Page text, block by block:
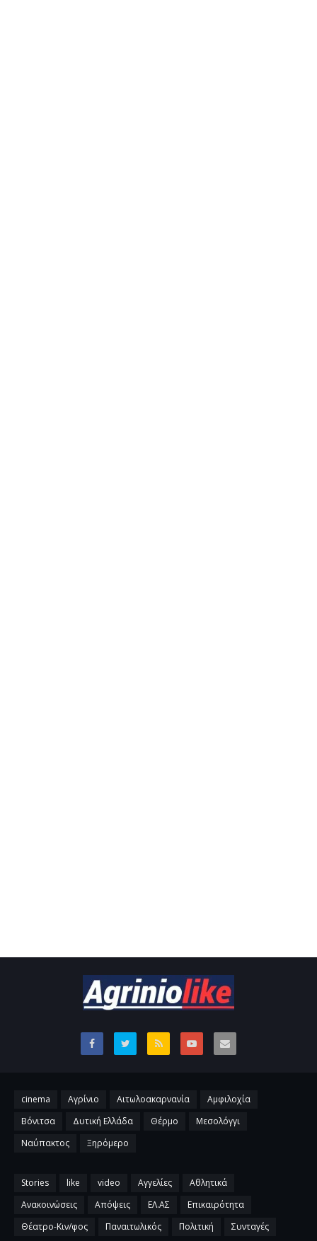
cinema Αγρίνιο Αιτωλοακαρνανία
Αμφιλοχία
Βόνιτσα
Δυτική Ελλάδα Θέρμο
Μεσολόγγι
Ναύπακτος
Ξηρόμερο
Stories like video Αγγελίες
Αθλητικά
Ανακοινώσεις
Απόψεις ΕΛ.ΑΣ
Επικαιρότητα
Θέατρο-Κιν/φος
Παναιτωλικός Πολιτική Συνταγές